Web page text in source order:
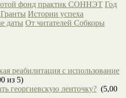
фонд практик СОННЭТ Год
Гранты Истории успеха
даты От читателей Собкоры
реабилитация с использование
из 5)
георгиевскую ленточку? (5,00